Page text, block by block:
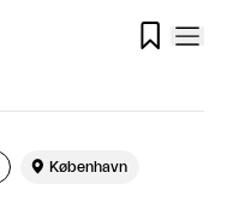

 København